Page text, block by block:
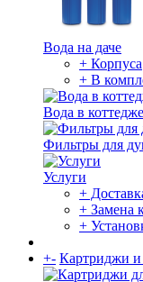
Вода на даче
+ Корпуса
+ В
Вода в коттедже
Фильтры для
Услуги
+
+ Замена
+
+- Картриджи и